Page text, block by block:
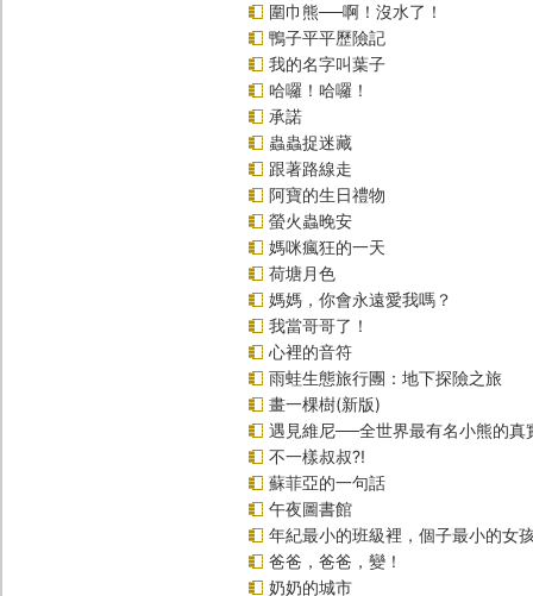
圍巾熊──啊！沒水了！
鴨子平平歷險記
我的名字叫葉子
哈囉！哈囉！
承諾
蟲蟲捉迷藏
跟著路線走
阿寶的生日禮物
螢火蟲晚安
媽咪瘋狂的一天
荷塘月色
媽媽，你會永遠愛我嗎？
我當哥哥了！
心裡的音符
雨蛙生態旅行團：地下探險之旅
畫一棵樹(新版)
遇見維尼──全世界最有名小熊的真
不一樣叔叔?!
蘇菲亞的一句話
午夜圖書館
年紀最小的班級裡，個子最小的女
爸爸，爸爸，變！
奶奶的城市